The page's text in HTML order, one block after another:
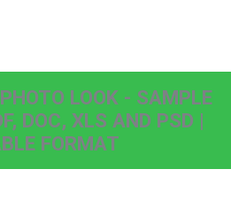
LOOK - SAMPLE
DOC, XLS AND PSD |
FORMAT